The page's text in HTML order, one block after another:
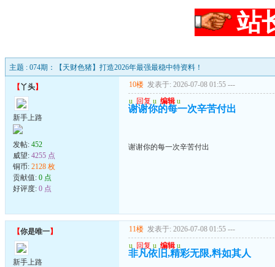
站
主题 : 074期：【天财色猪】打造2026年最强最稳中特资料！
【丫头】
新手上路
发帖: 452
威望: 4255 点
铜币: 2128 枚
贡献值: 0 点
好评度: 0 点
10楼 发表于: 2026-07-08 01:55 ---
u 回复 u 编辑 u
谢谢你的每一次辛苦付出
谢谢你的每一次辛苦付出
【你是唯一】
新手上路
11楼 发表于: 2026-07-08 01:55 ---
u 回复 u 编辑 u
非凡依旧,精彩无限,料如其人